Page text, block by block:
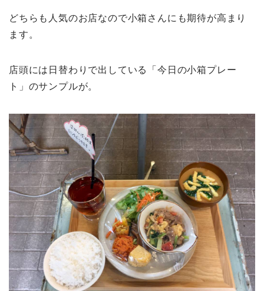
どちらも人気のお店なので小箱さんにも期待が高まり
ます。
店頭には日替わりで出している「今日の小箱プレー
ト」のサンプルが。